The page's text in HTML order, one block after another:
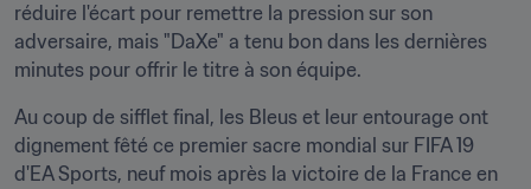
réduire l'écart pour remettre la pression sur son
adversaire, mais "DaXe" a tenu bon dans les dernières
minutes pour offrir le titre à son équipe.
Au coup de sifflet final, les Bleus et leur entourage ont
dignement fêté ce premier sacre mondial sur FIFA 19
d'EA Sports, neuf mois après la victoire de la France en